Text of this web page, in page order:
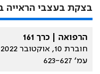
בצקת בעצבי הראייה
הרפואה | כרך 161
חוברת 10, אוקטובר 2022
עמ׳ 623-627